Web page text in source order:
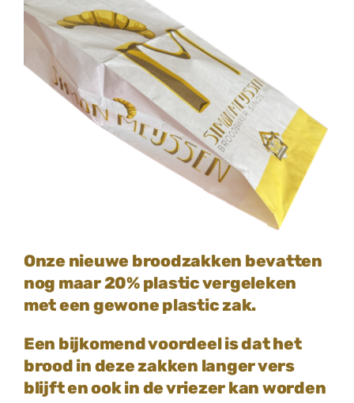
CONTACT
Onze nieuwe broodzakken bevatten
nog maar 20% plastic vergeleken
met een gewone plastic zak.
Een bijkomend voordeel is dat het
brood in deze zakken langer vers
blijft en ook in de vriezer kan worden